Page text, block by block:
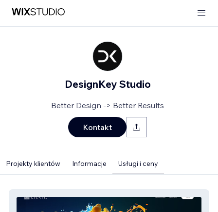
DesignKey Studio
Better Design -> Better Results
Kontakt
Projekty klientów Informacje Usługi i ceny